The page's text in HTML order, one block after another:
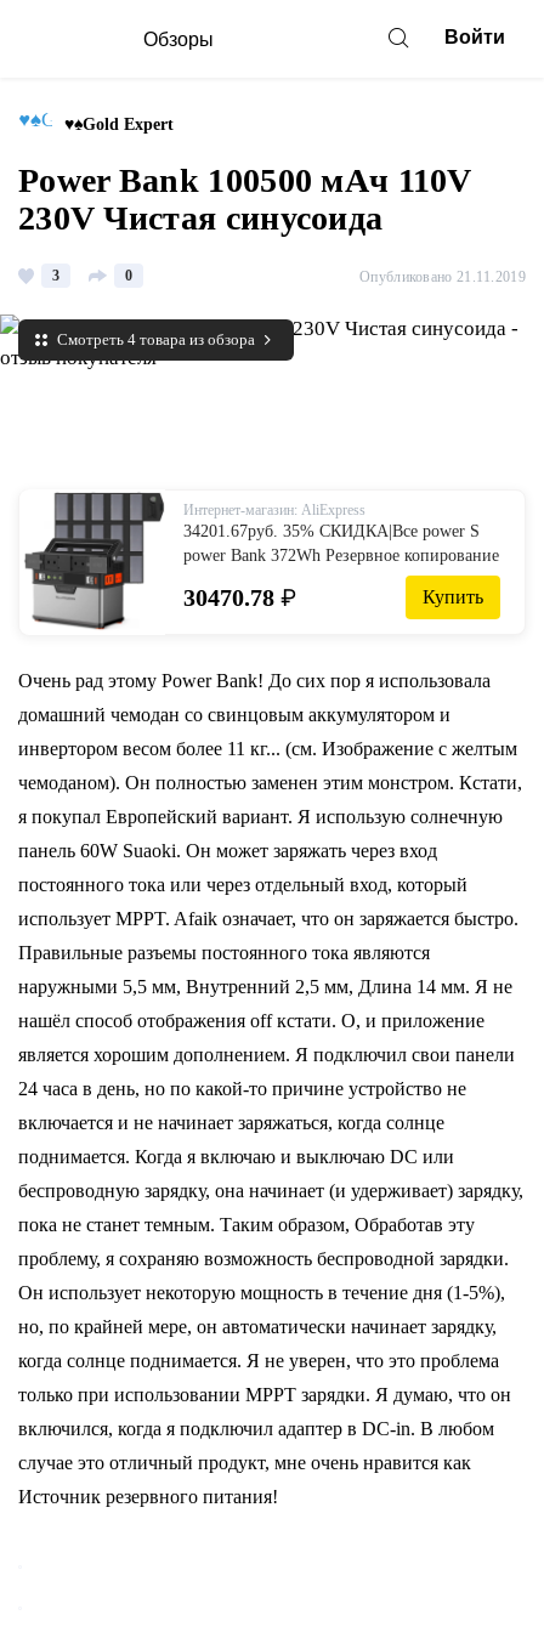
Обзоры Войти
♥♠Gold Expert
Power Bank 100500 мАч 110V
230V Чистая синусоида
3 0 Опубликовано 21.11.2019
Смотреть 4 товара из обзора
Интернет-магазин: AliExpress
34201.67руб. 35% СКИДКА|Все power S
power Bank 372Wh Резервное копирование
ИБП power портативный генератор 100500
мАч блок электростанции с 100 Вт
Парусная камера-in Внешние
и телекоммуникации on AliExpress
30470.78 ₽ Купить
Очень рад этому Power Bank! До сих пор я использовала
домашний чемодан со свинцовым аккумулятором и
инвертором весом более 11 кг... (см. Изображение с желтым
чемоданом). Он полностью заменен этим монстром. Кстати,
я покупал Европейский вариант. Я использую солнечную
панель 60W Suaoki. Он может заряжать через вход
постоянного тока или через отдельный вход, который
использует MPPT. Afaik означает, что он заряжается быстро.
Правильные разъемы постоянного тока являются
наружными 5,5 мм, Внутренний 2,5 мм, Длина 14 мм. Я не
нашёл способ отображения off кстати. О, и приложение
является хорошим дополнением. Я подключил свои панели
24 часа в день, но по какой-то причине устройство не
включается и не начинает заряжаться, когда солнце
поднимается. Когда я включаю и выключаю DC или
беспроводную зарядку, она начинает (и удерживает) зарядку,
пока не станет темным. Таким образом, Обработав эту
проблему, я сохраняю возможность беспроводной зарядки.
Он использует некоторую мощность в течение дня (1-5%),
но, по крайней мере, он автоматически начинает зарядку,
когда солнце поднимается. Я не уверен, что это проблема
только при использовании MPPT зарядки. Я думаю, что он
включился, когда я подключил адаптер в DC-in. В любом
случае это отличный продукт, мне очень нравится как
Источник резервного питания!